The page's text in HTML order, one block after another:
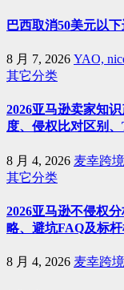
巴西取消50美元以
8 月 7, 2026 YAO,
其它分类
2026亚马逊卖家知
度、侵权比对区别
8 月 4, 2026 麦幸跨
其它分类
2026亚马逊不侵权
略、避坑FAQ及标
8 月 4, 2026 麦幸跨